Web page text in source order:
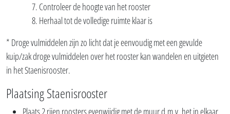
Controleer de hoogte van het rooster
Herhaal tot de volledige ruimte klaar is
* Droge vulmiddelen zijn zo licht dat je eenvoudig met een gevulde
kuip/zak droge vulmiddelen over het rooster kan wandelen en uitgieten
in het Staenisrooster.
Plaatsing Staenisrooster
Plaats 2 rijen roosters evenwijdig met de muur d.m.v. het in elkaar